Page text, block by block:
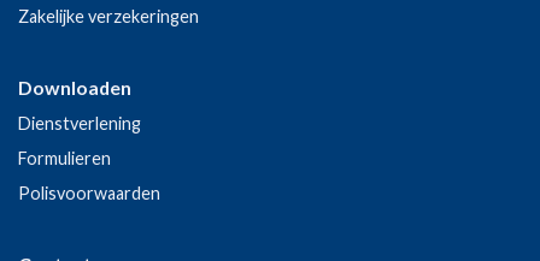
Zakelijke verzekeringen
Downloaden
Dienstverlening
Formulieren
Polisvoorwaarden